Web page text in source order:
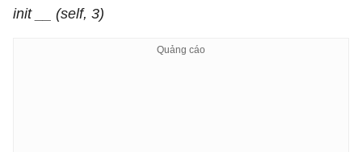
init __ (self, 3)